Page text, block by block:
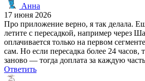
Анна
17 июня 2026
Про приложение верно, я так делала.
летите с пересадкой, например через
оплачивается только на первом
сам. Но если пересадка более 24 часов,
заново — тогда доплата за каждую
Ответить